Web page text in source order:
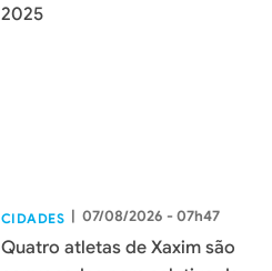
2025
CIDADES | 07/08/2026 - 07h47
Quatro atletas de Xaxim são